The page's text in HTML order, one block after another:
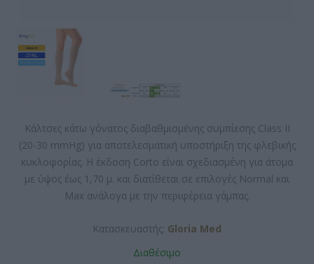
Κάλτσες κάτω γόνατος διαβαθμισμένης συμπίεσης Class II
(20-30 mmHg) για αποτελεσματική υποστήριξη της φλεβικής
κυκλοφορίας. Η έκδοση Corto είναι σχεδιασμένη για άτομα
με ύψος έως 1,70 μ. και διατίθεται σε επιλογές Normal και
Max ανάλογα με την περιφέρεια γάμπας.
Κατασκευαστής: Gloria Med
Διαθέσιμο